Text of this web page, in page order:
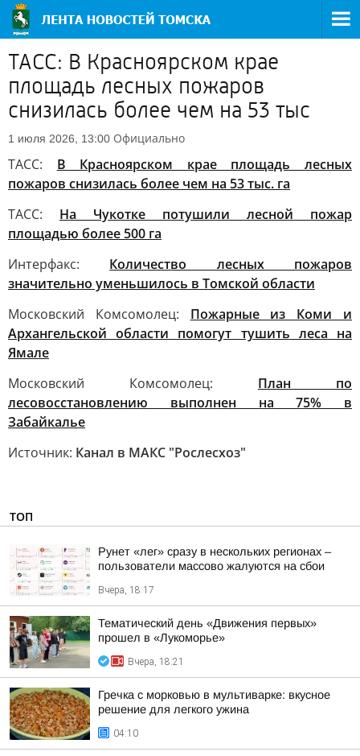
ТАСС: В Красноярском крае
площадь лесных пожаров
снизилась более чем на 53 тыс
1 июля 2026, 13:00 Официально
ТАСС: В Красноярском крае площадь лесных
пожаров снизилась более чем на 53 тыс. га
ТАСС: На Чукотке потушили лесной пожар
площадью более 500 га
Интерфакс: Количество лесных пожаров
значительно уменьшилось в Томской области
Московский Комсомолец: Пожарные из Коми и
Архангельской области помогут тушить леса на
Ямале
Московский Комсомолец: План по
лесовосстановлению выполнен на 75% в
Забайкалье
Источник: Канал в МАКС "Рослесхоз"
ТОП
Рунет «лег» сразу в нескольких регионах –
пользователи массово жалуются на сбои
Вчера, 18:17
Тематический день «Движения первых»
прошел в «Лукоморье»
Вчера, 18:21
Гречка с морковью в мультиварке: вкусное
решение для легкого ужина
04:10